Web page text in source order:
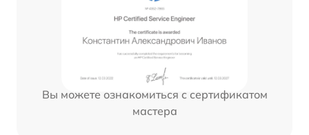
Вы можете ознакомиться с сертификатом
мастера